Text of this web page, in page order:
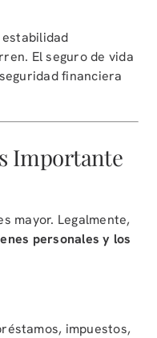
El seguro de vida
financiera
Importante
mayor. Legalmente,
personales y los
impuestos,